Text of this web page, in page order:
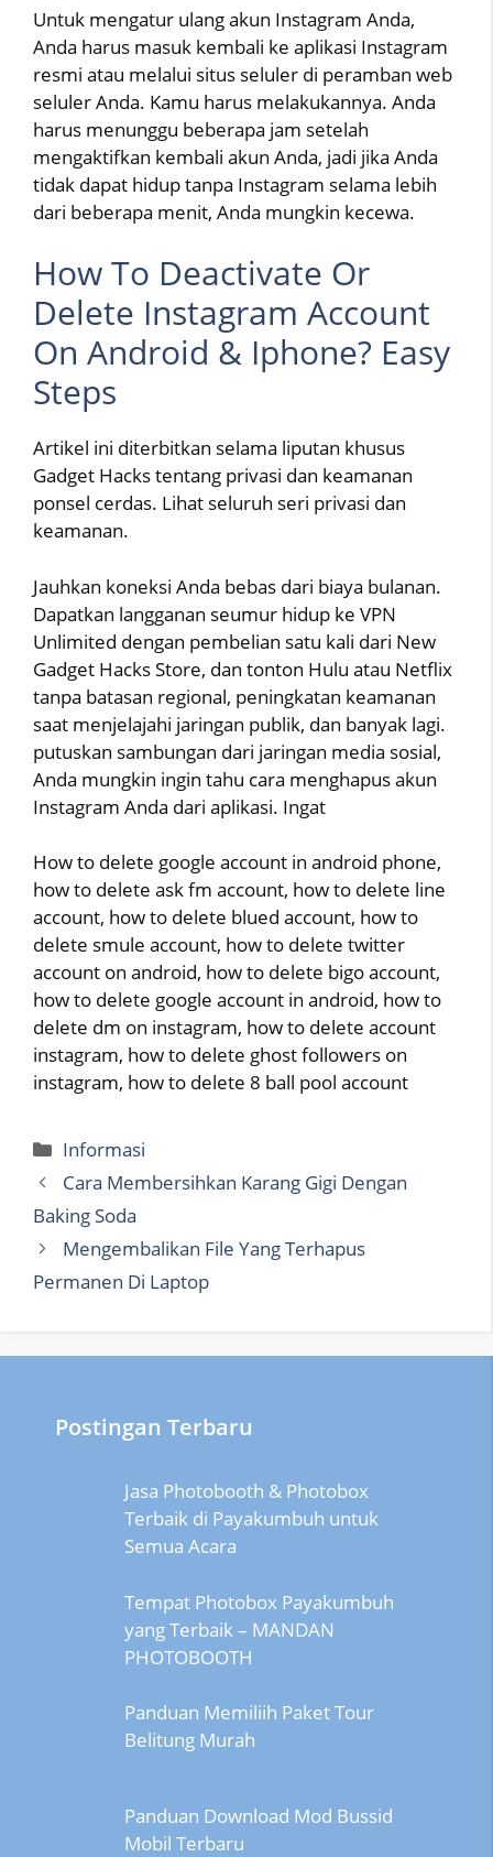
Untuk mengatur ulang akun Instagram Anda,
Anda harus masuk kembali ke aplikasi Instagram
resmi atau melalui situs seluler di peramban web
seluler Anda. Kamu harus melakukannya. Anda
harus menunggu beberapa jam setelah
mengaktifkan kembali akun Anda, jadi jika Anda
tidak dapat hidup tanpa Instagram selama lebih
dari beberapa menit, Anda mungkin kecewa.
How To Deactivate Or
Delete Instagram Account
On Android & Iphone? Easy
Steps
Artikel ini diterbitkan selama liputan khusus
Gadget Hacks tentang privasi dan keamanan
ponsel cerdas. Lihat seluruh seri privasi dan
keamanan.
Jauhkan koneksi Anda bebas dari biaya bulanan.
Dapatkan langganan seumur hidup ke VPN
Unlimited dengan pembelian satu kali dari New
Gadget Hacks Store, dan tonton Hulu atau Netflix
tanpa batasan regional, peningkatan keamanan
saat menjelajahi jaringan publik, dan banyak lagi.
putuskan sambungan dari jaringan media sosial,
Anda mungkin ingin tahu cara menghapus akun
Instagram Anda dari aplikasi. Ingat
How to delete google account in android phone,
how to delete ask fm account, how to delete line
account, how to delete blued account, how to
delete smule account, how to delete twitter
account on android, how to delete bigo account,
how to delete google account in android, how to
delete dm on instagram, how to delete account
instagram, how to delete ghost followers on
instagram, how to delete 8 ball pool account
Categories
Informasi
Cara Membersihkan Karang Gigi Dengan
Baking Soda
Mengembalikan File Yang Terhapus
Permanen Di Laptop
Postingan Terbaru
Jasa Photobooth & Photobox
Terbaik di Payakumbuh untuk
Semua Acara
Tempat Photobox Payakumbuh
yang Terbaik – MANDAN
PHOTOBOOTH
Panduan Memiliih Paket Tour
Belitung Murah
Panduan Download Mod Bussid
Mobil Terbaru